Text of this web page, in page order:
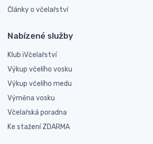
Články o včelařství
Nabízené služby
Klub iVčelařství
Výkup včelího vosku
Výkup včelího medu
Výměna vosku
Včelařská poradna
Ke stažení ZDARMA